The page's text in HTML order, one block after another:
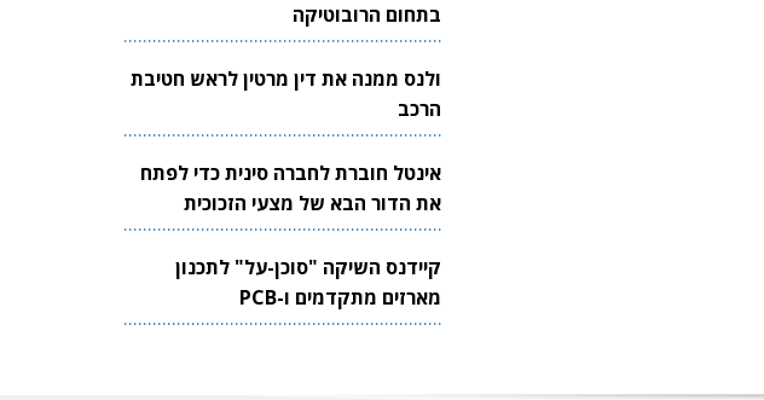
בתחום הרובוטיקה
ולנס ממנה את דין מרטין לראש חטיבת
הרכב
אינטל חוברת לחברה סינית כדי לפתח
את הדור הבא של מצעי הזכוכית
לשבבים
קיידנס השיקה "סוכן-על" לתכנון
מארזים מתקדמים ו-PCB